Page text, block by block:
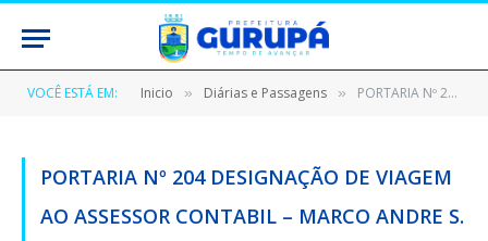
VOCÊ ESTÁ EM: Inicio » Diárias e Passagens » PORTARIA Nº 204 DESIGNAÇÃO DE VIAGEM AO ASSESSOR CONTABIL – MARCO ANDRE S. CALANDRINE
PORTARIA Nº 204 DESIGNAÇÃO DE VIAGEM
AO ASSESSOR CONTABIL – MARCO ANDRE S.